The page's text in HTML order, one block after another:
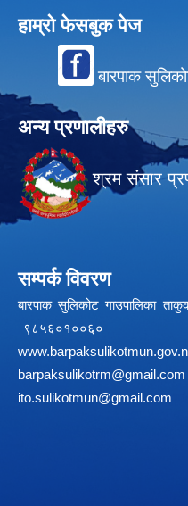
हाम्रो फेसबुक पेज
बारपाक
अन्य प्रणालीहरु
श्रम संसार
सम्पर्क विवरण
बारपाक सुलिकोट
barpaksulikotrm@gmail.com
ito.sulikotmun@gmail.com